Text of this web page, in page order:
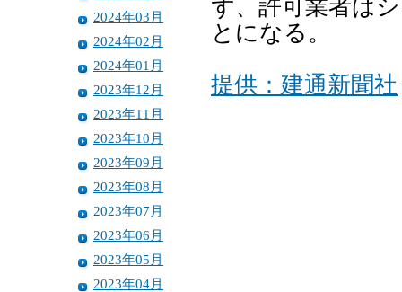
2024年03月
2024年02月
2024年01月
2023年12月
2023年11月
2023年10月
2023年09月
2023年08月
2023年07月
2023年06月
2023年05月
2023年04月
ず、許可業者は
とになる。
提供：建通新聞社